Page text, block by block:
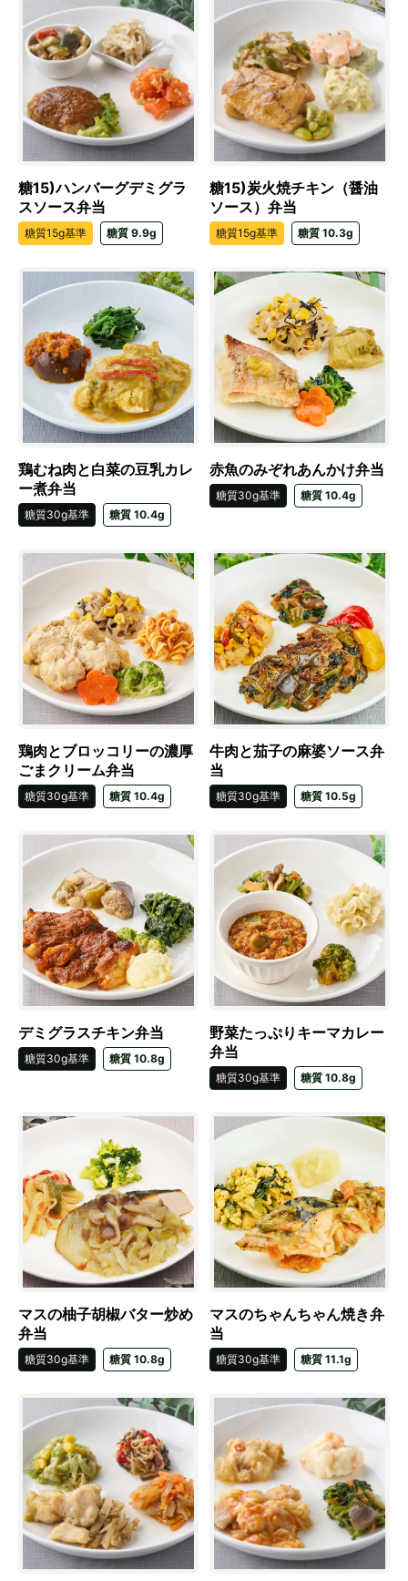
糖15)ハンバーグデミグラ
スソース弁当
糖質15g基準 糖質 9.9g
糖15)炭火焼チキン（醤油
ソース）弁当
糖質15g基準 糖質 10.3g
鶏むね肉と白菜の豆乳カレ
ー煮弁当
糖質30g基準 糖質 10.4g
赤魚のみぞれあんかけ弁当
糖質30g基準 糖質 10.4g
鶏肉とブロッコリーの濃厚
ごまクリーム弁当
糖質30g基準 糖質 10.4g
牛肉と茄子の麻婆ソース弁
当
糖質30g基準 糖質 10.5g
デミグラスチキン弁当
糖質30g基準 糖質 10.8g
野菜たっぷりキーマカレー
弁当
糖質30g基準 糖質 10.8g
マスの柚子胡椒バター炒め
弁当
糖質30g基準 糖質 10.8g
マスのちゃんちゃん焼き弁
当
糖質30g基準 糖質 11.1g